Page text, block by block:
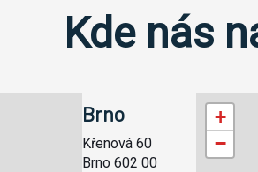
Kde nás
Brno
Křenová 60
Brno 602 00
+
−